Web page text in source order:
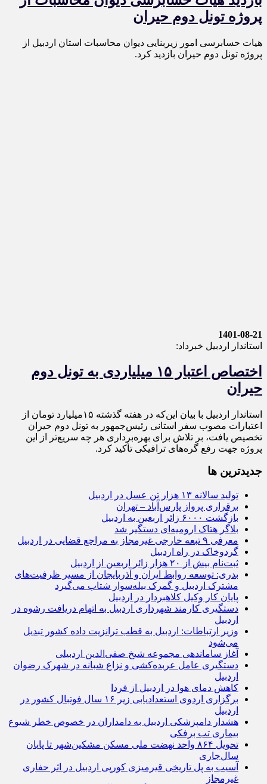
پروژه تونل دوم حیران
هیات حسابرسی امور زیربنایی دیوان محاسبات استان اردبیل از
پروژه تونل دوم حیران بازدید کرد.
1401-08-21
استاندار اردبیل خبرداد:
اختصاص اعتبار ۱۵ میلیاردی به تونل دوم
حیران
استاندار اردبیل با بیان این‌که در هفته گذشته ۱۵میلیارد تومان از
اعتبارات مصوب سفر استانی رئیس‌جمهور به تونل دوم حیران
تخصیص یافت، بر تلاش برای بهره‌برداری هر چه سریع‌تر از این
پروژه جهت رفع گره‌های ترافیکی تأکید کرد.
جديدترين ها
تولید سالانه ۱۳ هزار تن عسل در اردبیل
برقراری پرواز پارس‌آباد – تهران
بازگشت ۶۰۰۰ زائر اربعین به اردبیل
بلاگر هتاک ارومیه‌ای دستگیر شد
معرفی ۹ تبعه خارجی غیرمجاز به مراجع قضایی در اردبیل
گردوخاک در راه اردبیل
ثبت‌نام بیش از ۲۰ هزار زائر اربعین از اردبیل
بدری: توسعه روابط ایران و آذربایجان از مسیر ظرفیت‌های
مشترک اردبیل و گمرک بیله‌سوار شتاب می‌گیرد
پایان کار وکیل کلاهبردار در اردبیل
دستگیری کارمند شهرداری اردبیل به اتهام دریافت رشوه در
اردبیل
وزیر ارتباطات: اردبیل به قطب ترانزیت داده کشور تبدیل
می‌شود
آغاز ساماندهی مجموعه شیخ صفی‌الدین اردبیلی
دستگیری عامل عربده‌کشی و نزاع شبانه در شهرک رضوان
اردبیل
کاهش دمای هوا در اردبیل از فردا
برگزاری اردوی استعدادیابی زیر ۱۶ سال فوتبال کشور در
اردبیل
هشدار دامپزشکی اردبیل به دامداران در خصوص خطر شیوع
بیماری تب برفکی
تحویل ۸۶۴ واحد نهضت ملی مسکن مشکین‌شهر تا پایان
سال‌جاری
آسیب به پل تاریخی قیرمیزی کورپی اردبیل در اثر حفاری
غیرمجاز